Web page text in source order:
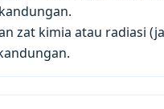
zat kimia atau radiasi